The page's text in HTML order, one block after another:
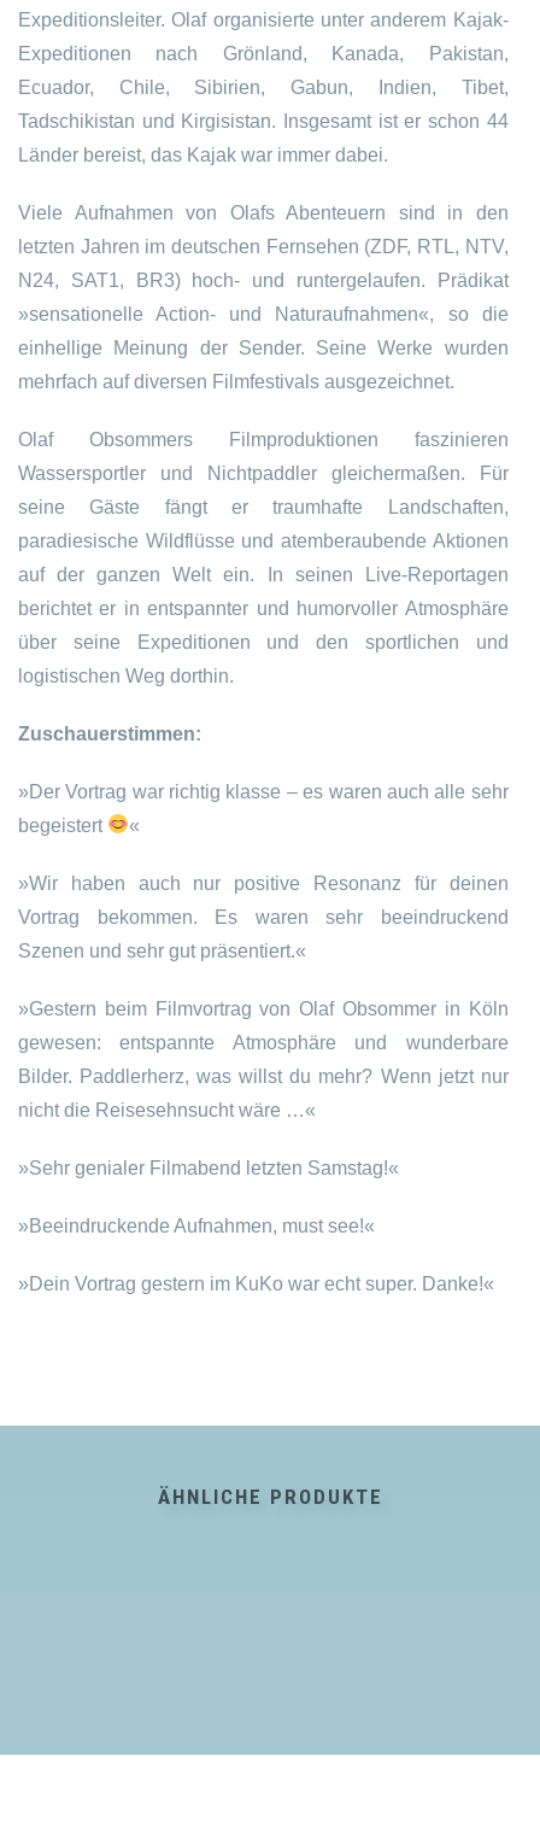
Expeditionsleiter. Olaf organisierte unter anderem Kajak-
Expeditionen nach Grönland, Kanada, Pakistan,
Ecuador, Chile, Sibirien, Gabun, Indien, Tibet,
Tadschikistan und Kirgisistan. Insgesamt ist er schon 44
Länder bereist, das Kajak war immer dabei.
Viele Aufnahmen von Olafs Abenteuern sind in den
letzten Jahren im deutschen Fernsehen (ZDF, RTL, NTV,
N24, SAT1, BR3) hoch- und runtergelaufen. Prädikat
»sensationelle Action- und Naturaufnahmen«, so die
einhellige Meinung der Sender. Seine Werke wurden
mehrfach auf diversen Filmfestivals ausgezeichnet.
Olaf Obsommers Filmproduktionen faszinieren
Wassersportler und Nichtpaddler gleichermaßen. Für
seine Gäste fängt er traumhafte Landschaften,
paradiesische Wildflüsse und atemberaubende Aktionen
auf der ganzen Welt ein. In seinen Live-Reportagen
berichtet er in entspannter und humorvoller Atmosphäre
über seine Expeditionen und den sportlichen und
logistischen Weg dorthin.
Zuschauerstimmen:
»Der Vortrag war richtig klasse – es waren auch alle sehr
begeistert
«
»Wir haben auch nur positive Resonanz für deinen
Vortrag bekommen. Es waren sehr beeindruckend
Szenen und sehr gut präsentiert.«
»Gestern beim Filmvortrag von Olaf Obsommer in Köln
gewesen: entspannte Atmosphäre und wunderbare
Bilder. Paddlerherz, was willst du mehr? Wenn jetzt nur
nicht die Reisesehnsucht wäre …«
»Sehr genialer Filmabend letzten Samstag!«
»Beeindruckende Aufnahmen, must see!«
»Dein Vortrag gestern im KuKo war echt super. Danke!«
ÄHNLICHE PRODUKTE